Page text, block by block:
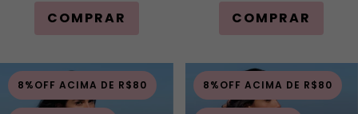
COMPRAR COMPRAR
8%OFF ACIMA DE R$80 8%OFF ACIMA DE R$80